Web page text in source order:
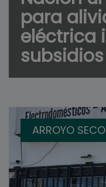
para
eléctrica
subsidios
ARROYO SECO